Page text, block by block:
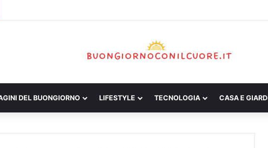
DEL BUONGIORNO LIFESTYLE TECNOLOGIA CASA E